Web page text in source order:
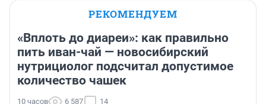
РЕКОМЕНДУЕМ
«Вплоть до диареи»: как правильно
пить иван-чай — новосибирский
нутрициолог подсчитал допустимое
количество чашек
10 часов 6 587 14